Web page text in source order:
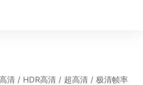
清 / HDR高清 / 超高清 / 极清帧率